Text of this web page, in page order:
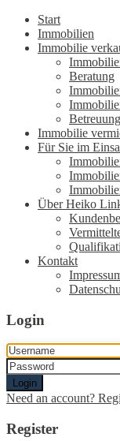
Start
Immobilien
Immobilie
Beratung
Betreuung
Immobilie
Für Sie im
Über Heiko
Kontakt
Login
Login
Need an account?
Register